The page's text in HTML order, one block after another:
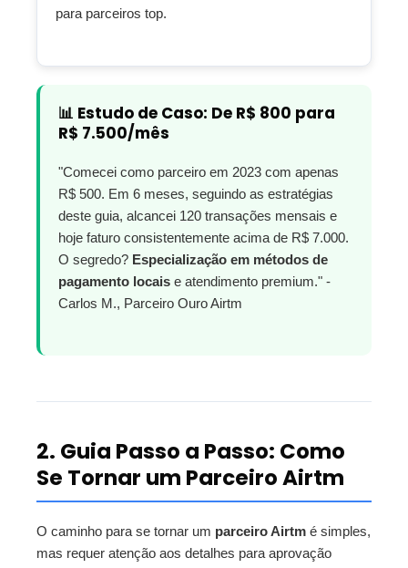
para parceiros top.
📊 Estudo de Caso: De R$ 800 para
R$ 7.500/mês
"Comecei como parceiro em 2023 com apenas
R$ 500. Em 6 meses, seguindo as estratégias
deste guia, alcancei 120 transações mensais e
hoje faturo consistentemente acima de R$ 7.000.
O segredo? Especialização em métodos de
pagamento locais e atendimento premium." -
Carlos M., Parceiro Ouro Airtm
2. Guia Passo a Passo: Como
Se Tornar um Parceiro Airtm
O caminho para se tornar um parceiro Airtm é simples,
mas requer atenção aos detalhes para aprovação